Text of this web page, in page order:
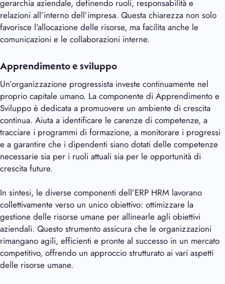
gerarchia aziendale, definendo ruoli, responsabilità e
relazioni all’interno dell’impresa. Questa chiarezza non solo
favorisce l’allocazione delle risorse, ma facilita anche le
comunicazioni e le collaborazioni interne.
Apprendimento e sviluppo
Un’organizzazione progressista investe continuamente nel
proprio capitale umano. La componente di Apprendimento e
Sviluppo è dedicata a promuovere un ambiente di crescita
continua. Aiuta a identificare le carenze di competenze, a
tracciare i programmi di formazione, a monitorare i progressi
e a garantire che i dipendenti siano dotati delle competenze
necessarie sia per i ruoli attuali sia per le opportunità di
crescita future.
In sintesi, le diverse componenti dell’ERP HRM lavorano
collettivamente verso un unico obiettivo: ottimizzare la
gestione delle risorse umane per allinearle agli obiettivi
aziendali. Questo strumento assicura che le organizzazioni
rimangano agili, efficienti e pronte al successo in un mercato
competitivo, offrendo un approccio strutturato ai vari aspetti
delle risorse umane.